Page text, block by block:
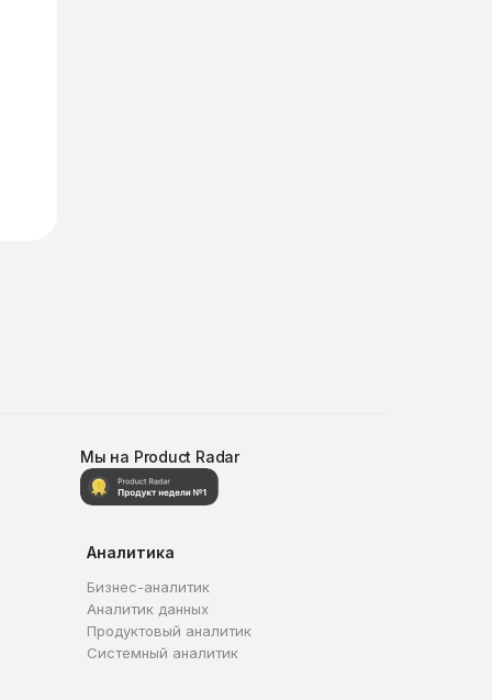
Мы на Product Radar
Аналитика
Бизнес-аналитик
Аналитик данных
Продуктовый аналитик
Системный аналитик